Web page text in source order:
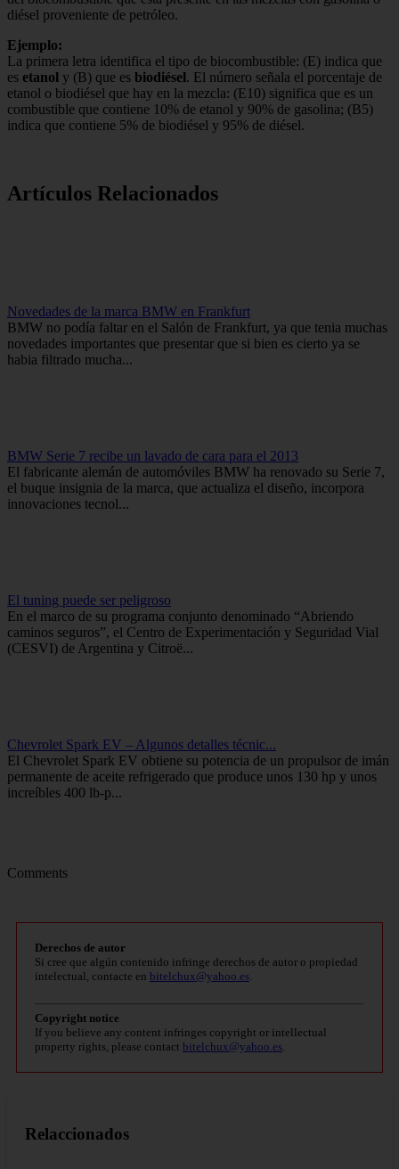
diésel proveniente de petróleo.
Ejemplo:
La primera letra identifica el tipo de biocombustible: (E) indica que
es etanol y (B) que es biodiésel. El número señala el porcentaje de
etanol o biodiésel que hay en la mezcla: (E10) significa que es un
combustible que contiene 10% de etanol y 90% de gasolina; (B5)
indica que contiene 5% de biodiésel y 95% de diésel.
Artículos Relacionados
Novedades de la marca BMW en Frankfurt
BMW no podía faltar en el Salón de Frankfurt, ya que tenia muchas
novedades importantes que presentar que si bien es cierto ya se
habia filtrado mucha...
BMW Serie 7 recibe un lavado de cara para el 2013
El fabricante alemán de automóviles BMW ha renovado su Serie 7,
el buque insignia de la marca, que actualiza el diseño, incorpora
innovaciones tecnol...
El tuning puede ser peligroso
En el marco de su programa conjunto denominado “Abriendo
caminos seguros”, el Centro de Experimentación y Seguridad Vial
(CESVI) de Argentina y Citroë...
Chevrolet Spark EV – Algunos detalles técnic...
El Chevrolet Spark EV obtiene su potencia de un propulsor de imán
permanente de aceite refrigerado que produce unos 130 hp y unos
increíbles 400 lb-p...
Comments
Derechos de autor
Si cree que algún contenido infringe derechos de autor o propiedad
intelectual, contacte en bitelchux@yahoo.es
Copyright notice
If you believe any content infringes copyright or intellectual
property rights, please contact bitelchux@yahoo.es
Relaccionados